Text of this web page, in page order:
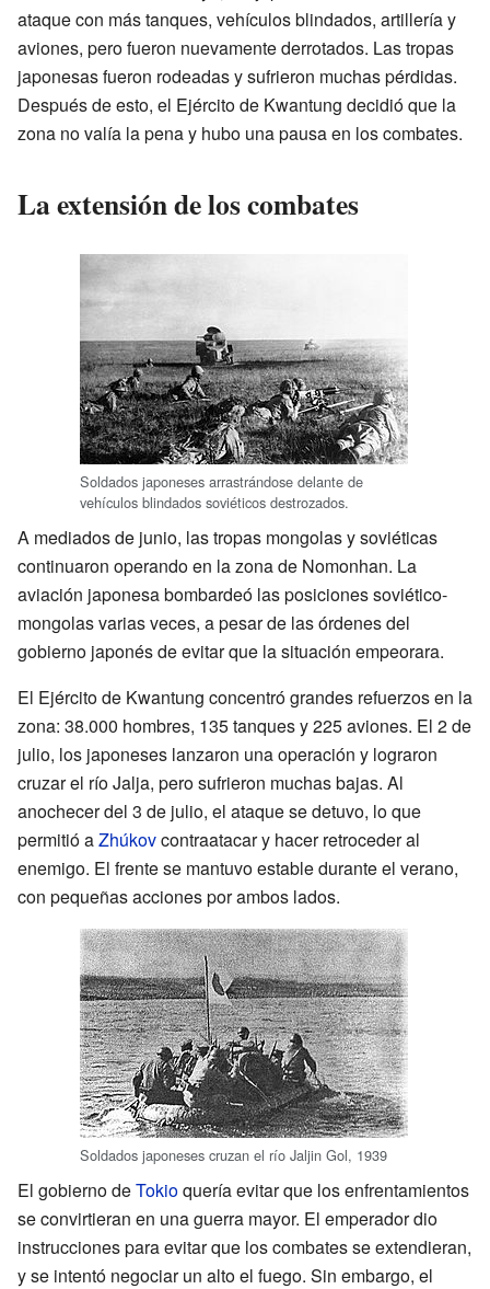
ataque con más tanques, vehículos blindados, artillería y
aviones, pero fueron nuevamente derrotados. Las tropas
japonesas fueron rodeadas y sufrieron muchas pérdidas.
Después de esto, el Ejército de Kwantung decidió que la
zona no valía la pena y hubo una pausa en los combates.
La extensión de los combates
Soldados japoneses arrastrándose delante de
vehículos blindados soviéticos destrozados.
A mediados de junio, las tropas mongolas y soviéticas
continuaron operando en la zona de Nomonhan. La
aviación japonesa bombardeó las posiciones soviético-
mongolas varias veces, a pesar de las órdenes del
gobierno japonés de evitar que la situación empeorara.
El Ejército de Kwantung concentró grandes refuerzos en la
zona: 38.000 hombres, 135 tanques y 225 aviones. El 2 de
julio, los japoneses lanzaron una operación y lograron
cruzar el río Jalja, pero sufrieron muchas bajas. Al
anochecer del 3 de julio, el ataque se detuvo, lo que
permitió aZhúkovcontraatacar y hacer retroceder al
enemigo. El frente se mantuvo estable durante el verano,
con pequeñas acciones por ambos lados.
Soldados japoneses cruzan el río Jaljin Gol, 1939
El gobierno deTokioquería evitar que los enfrentamientos
se convirtieran en una guerra mayor. El emperador dio
instrucciones para evitar que los combates se extendieran,
y se intentó negociar un alto el fuego. Sin embargo, el